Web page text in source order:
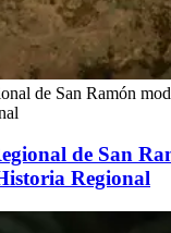
de San Ramón
de San
Regional